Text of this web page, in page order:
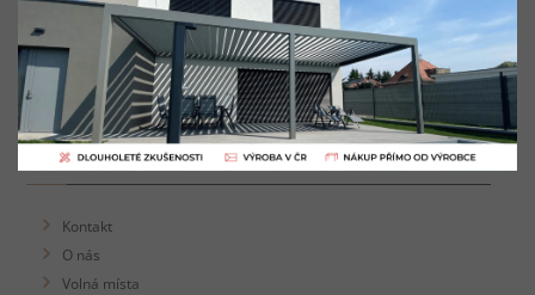
Pergoly Tišnov
Pergoly Mikulov
Pergoly Ivančice
Pergoly Židlochovice
O SPOLEČNOSTI
Kontakt
O nás
Volná místa